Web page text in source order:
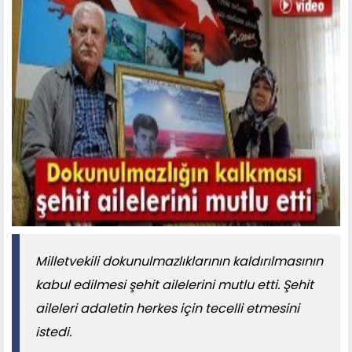
Milletvekili dokunulmazlıklarının kaldırılmasının
kabul edilmesi şehit ailelerini mutlu etti. Şehit
aileleri adaletin herkes için tecelli etmesini
istedi.